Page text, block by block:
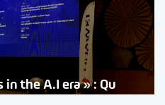
the A.I era » : Qu